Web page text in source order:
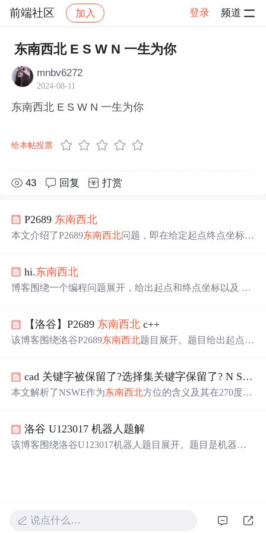
前端社区 加入 登录 频道
社区 前端社区 感慨 帖子详情
东南西北 E S W N 一生为你
mnbv6272
2024-08-11
东南西北 E S W N 一生为你
给本帖投票
43 回复 打赏
P2689 东南西北
本文介绍了P2689东南西北问题，即在给定起点终点坐标和
hi.东南西北
博客围绕一个编程问题展开，给出起点和终点坐标以及 T
达则输出 -1，还给出了输入输出格式、样例及数据范围。
【洛谷】P2689 东南西北 c++
该博客围绕洛谷P2689东南西北题目展开。题目给出起点和
样例及解题思路，即计算坐标轴上步数与风向对应个数比
较，最后给出AC代码。
cad 关键字被保留了?选择集关键字保留了? N S W E关键字无法用?
本文解析了NSWE作为东南西北方位的含义及其在270度代
的背景及在软件开发中的潜在冲突。
洛谷 U123017 机器人题解
该博客围绕洛谷U123017机器人题目展开。题目是机器人
说点什么…